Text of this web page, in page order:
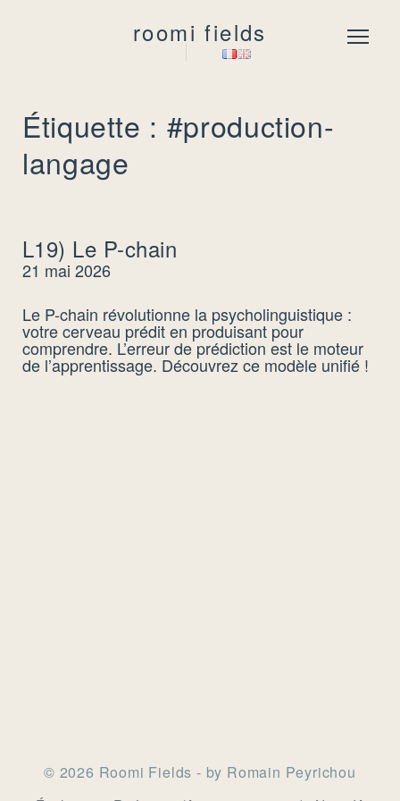
roomi fields Menu
Étiquette : #production-
langage
L19) Le P-chain
21 mai 2026
Le P-chain révolutionne la psycholinguistique :
votre cerveau prédit en produisant pour
comprendre. L’erreur de prédiction est le moteur
de l’apprentissage. Découvrez ce modèle unifié !
© 2026 Roomi Fields - by Romain Peyrichou